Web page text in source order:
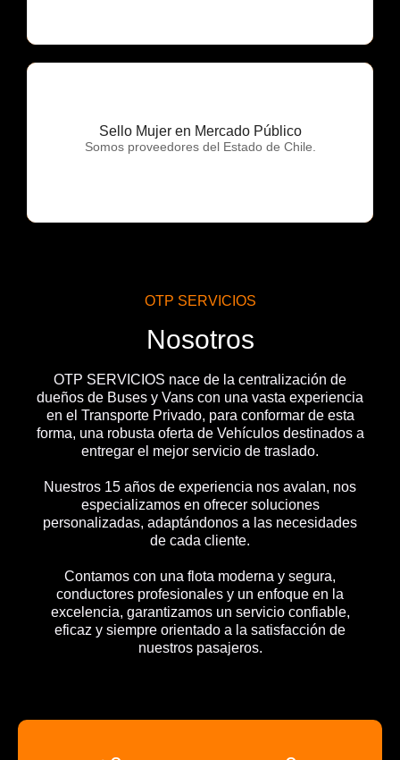
Sello Mujer en Mercado Público
Somos proveedores del Estado de Chile.
OTP Servicios
OTP SERVICIOS
Nosotros
OTP SERVICIOS nace de la centralización de
dueños de Buses y Vans con una vasta experiencia
en el Transporte Privado, para conformar de esta
forma, una robusta oferta de Vehículos destinados a
entregar el mejor servicio de traslado.
Nuestros 15 años de experiencia nos avalan, nos
especializamos en ofrecer soluciones
personalizadas, adaptándonos a las necesidades
de cada cliente.
Contamos con una flota moderna y segura,
conductores profesionales y un enfoque en la
excelencia, garantizamos un servicio confiable,
eficaz y siempre orientado a la satisfacción de
nuestros pasajeros.